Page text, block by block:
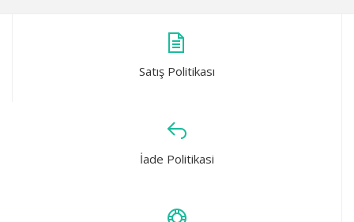
Satış Politikası
İade Politikasi